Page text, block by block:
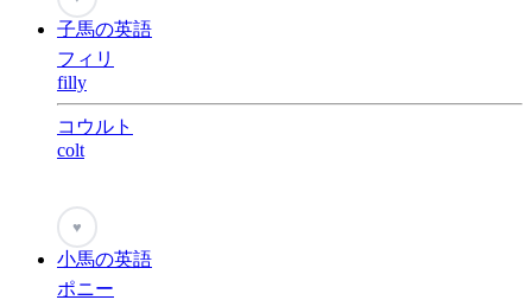
子馬の英語
フィリ
filly
コウルト
colt
♥
小馬の英語
ポニー